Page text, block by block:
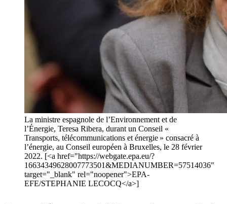
La ministre espagnole de l’Environnement et de
l’Énergie, Teresa Ribera, durant un Conseil «
Transports, télécommunications et énergie » consacré à
l’énergie, au Conseil européen à Bruxelles, le 28 février
2022. [<a href="https://webgate.epa.eu/?
16634349628007773501&MEDIANUMBER=57514036"
target="_blank" rel="noopener">EPA-
EFE/STEPHANIE LECOCQ</a>]